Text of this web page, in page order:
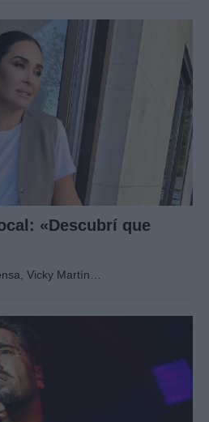
«Descubrí que
Vicky Martín…